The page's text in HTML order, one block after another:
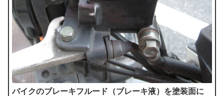
バイクのブレーキフルード（ブレーキ液）を塗装面に